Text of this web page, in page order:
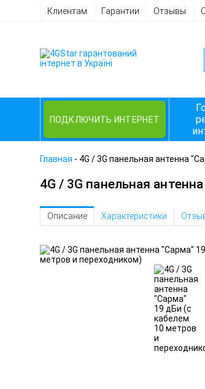
Клиентам Гарантии Отзывы
ПОДКЛЮЧИТЬ ИНТЕРНЕТ
Главная - 4G / 3G панельная антенна
4G / 3G панельная
Описание Характеристики